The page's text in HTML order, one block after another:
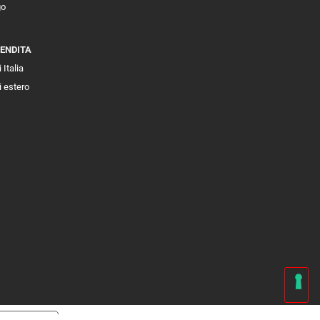
Italia
estero